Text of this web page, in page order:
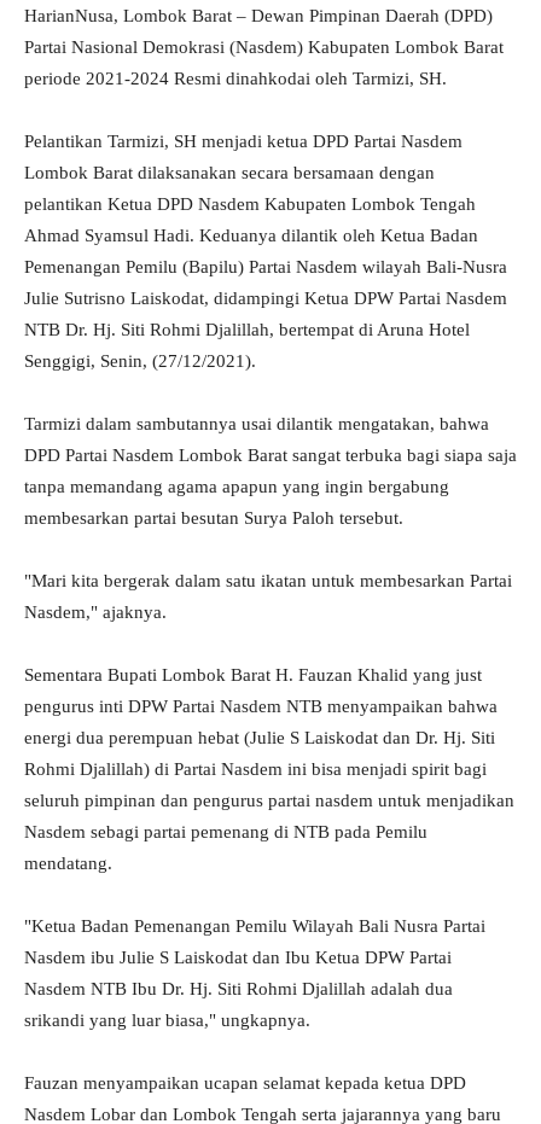
HarianNusa, Lombok Barat – Dewan Pimpinan Daerah (DPD)
Partai Nasional Demokrasi (Nasdem) Kabupaten Lombok Barat
periode 2021-2024 Resmi dinahkodai oleh Tarmizi, SH.
Pelantikan Tarmizi, SH menjadi ketua DPD Partai Nasdem
Lombok Barat dilaksanakan secara bersamaan dengan
pelantikan Ketua DPD Nasdem Kabupaten Lombok Tengah
Ahmad Syamsul Hadi. Keduanya dilantik oleh Ketua Badan
Pemenangan Pemilu (Bapilu) Partai Nasdem wilayah Bali-Nusra
Julie Sutrisno Laiskodat, didampingi Ketua DPW Partai Nasdem
NTB Dr. Hj. Siti Rohmi Djalillah, bertempat di Aruna Hotel
Senggigi, Senin, (27/12/2021).
Tarmizi dalam sambutannya usai dilantik mengatakan, bahwa
DPD Partai Nasdem Lombok Barat sangat terbuka bagi siapa saja
tanpa memandang agama apapun yang ingin bergabung
membesarkan partai besutan Surya Paloh tersebut.
"Mari kita bergerak dalam satu ikatan untuk membesarkan Partai
Nasdem," ajaknya.
Sementara Bupati Lombok Barat H. Fauzan Khalid yang just
pengurus inti DPW Partai Nasdem NTB menyampaikan bahwa
energi dua perempuan hebat (Julie S Laiskodat dan Dr. Hj. Siti
Rohmi Djalillah) di Partai Nasdem ini bisa menjadi spirit bagi
seluruh pimpinan dan pengurus partai nasdem untuk menjadikan
Nasdem sebagi partai pemenang di NTB pada Pemilu
mendatang.
"Ketua Badan Pemenangan Pemilu Wilayah Bali Nusra Partai
Nasdem ibu Julie S Laiskodat dan Ibu Ketua DPW Partai
Nasdem NTB Ibu Dr. Hj. Siti Rohmi Djalillah adalah dua
srikandi yang luar biasa," ungkapnya.
Fauzan menyampaikan ucapan selamat kepada ketua DPD
Nasdem Lobar dan Lombok Tengah serta jajarannya yang baru